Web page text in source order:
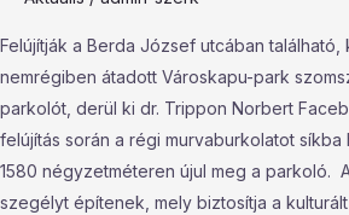
Felújítják a Berda József utcában található,
nemrégiben átadott Városkapu-park
parkolót, derül ki dr. Trippon Norbert
felújítás során a régi murvaburkolatot
1580 négyzetméteren újul meg a parkoló.
szegélyt építenek, mely biztosítja a